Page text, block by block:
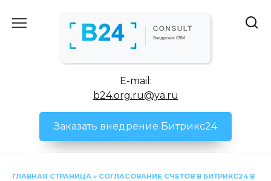
E-mail:
b24.org.ru@ya.ru
Заказать внедрение Битрикс24
ГЛАВНАЯ СТРАНИЦА » СОГЛАСОВАНИЕ СЧЕТОВ В БИТРИКС24 В